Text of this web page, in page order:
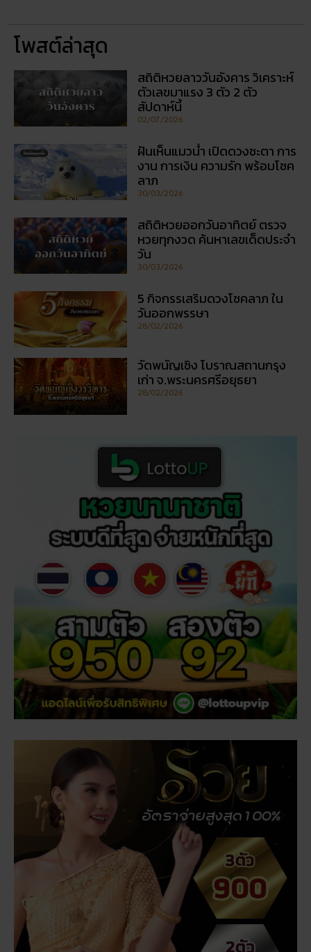
โพสต์ล่าสุด
สถิติหวยลาววันอังคาร วิเคราะห์
ตัวเลขมาแรง 3 ตัว 2 ตัว
สัปดาห์นี้
02/07/2026
ฝันเห็นแมวน้ำ เปิดดวงชะตา การ
งาน การเงิน ความรัก พร้อมโชค
ลาภ
30/03/2026
สถิติหวยออกวันอาทิตย์ ตรวจ
หวยทุกงวด ค้นหาเลขเด็ดประจำ
วัน
30/03/2026
5 กิจกรรเสริมดวงโชคลาภ ใน
วันออกพรรษา
28/02/2026
วัดพนัญเชิง โบราณสถานกรุง
เก่า จ.พระนครศรีอยุธยา
28/02/2026